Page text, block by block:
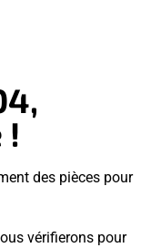
des pièces pour
vérifierons pour